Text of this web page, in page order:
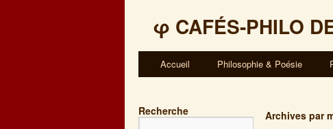
φ CAFÉS-PHILO
Accueil Philosophie & Poésie
Recherche Archives par